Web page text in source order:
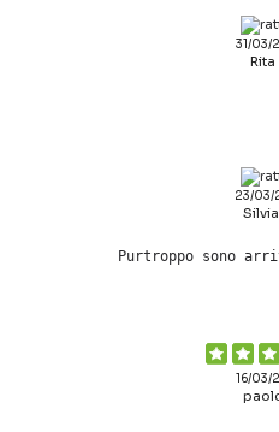
31/03/
Rita
23/03/
Purtroppo sono
16/03/